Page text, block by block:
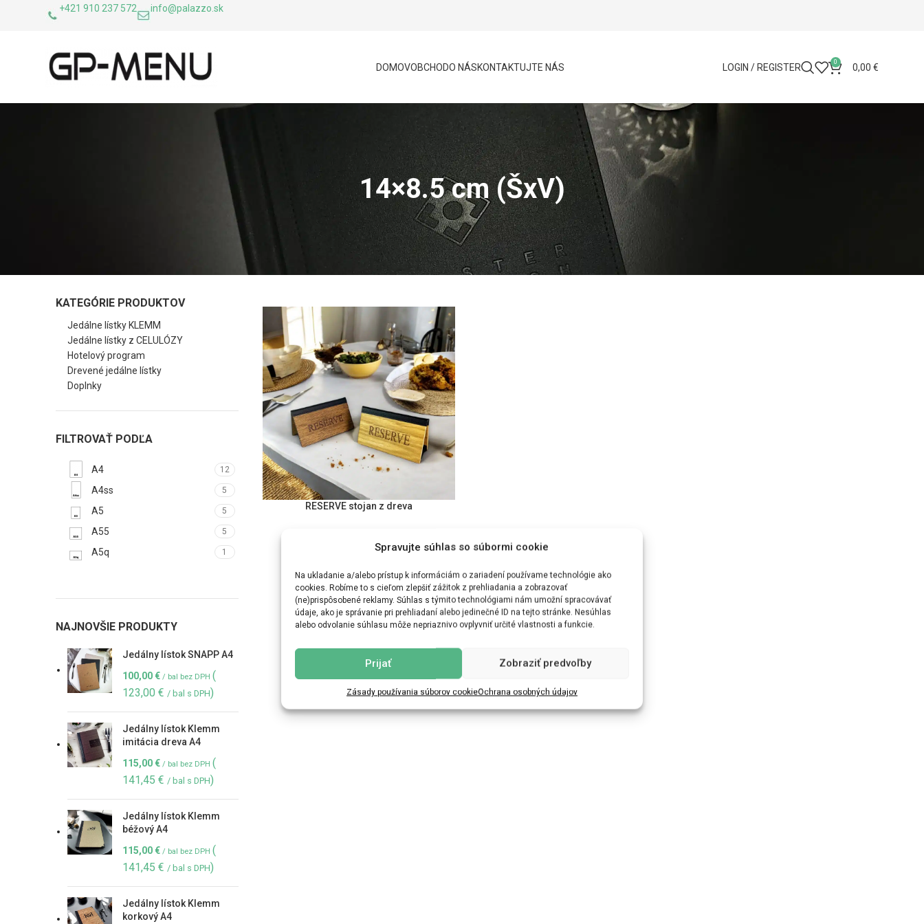
Spravujte súhlas so súbormi cookie
Na ukladanie a/alebo prístup k informáciám o zariadení používame technológie ako
cookies. Robíme to s cieľom zlepšiť zážitok z prehliadania a zobrazovať
(ne)prispôsobené reklamy. Súhlas s týmito technológiami nám umožní spracovávať
údaje, ako je správanie pri prehliadaní alebo jedinečné ID na tejto stránke. Nesúhlas
alebo odvolanie súhlasu môže nepriaznivo ovplyvniť určité vlastnosti a funkcie.
Prijať Zobraziť predvoľby
Zásady používania súborov cookieOchrana osobných údajov
+421 910 237 572 info@palazzo.sk
DOMOVOBCHODO NÁSKONTAKTUJTE NÁS LOGIN / REGISTER 0 0,00 €
14×8.5 cm (ŠxV)
KATEGÓRIE PRODUKTOV
Jedálne lístky KLEMM
Jedálne lístky z CELULÓZY
Hotelový program
Drevené jedálne lístky
Doplnky
FILTROVAŤ PODĽA
A4 12
A4ss 5
A5 5
A55 5
A5q 1
NAJNOVŠIE PRODUKTY
Jedálny lístok SNAPP A4
100,00€ / bal bez DPH (
123,00 € / bal s DPH)
Jedálny lístok Klemm
imitácia dreva A4
115,00€ / bal bez DPH (
141,45 € / bal s DPH)
Jedálny lístok Klemm
béžový A4
115,00€ / bal bez DPH (
141,45 € / bal s DPH)
Jedálny lístok Klemm
korkový A4
ODABERI OPCIJERESERVE stojan z dreva